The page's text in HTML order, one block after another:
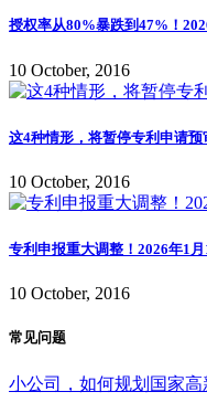
授权率从80%暴跌到47%！
10 October, 2016
这4种情形，将暂停专利申请预
10 October, 2016
专利申报重大调整！2026年1
10 October, 2016
常见问题
小公司，如何规划国家高